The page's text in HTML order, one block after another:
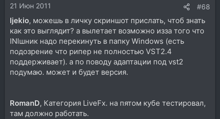
21 Июн 2011 #68
ljekio, можешь в личку скриншот прислать, чтоб знать
как это выглядит? а вылетает возможно изза того что
INIшник надо перекинуть в папку Windows (есть
подозрение что рипер не полностью VST2.4
поддерживает). а по поводу адаптации под vst2
подумаю. может и будет версия.
RomanD, Категория LiveFx. на пятом кубе тестировал,
там должно работать.